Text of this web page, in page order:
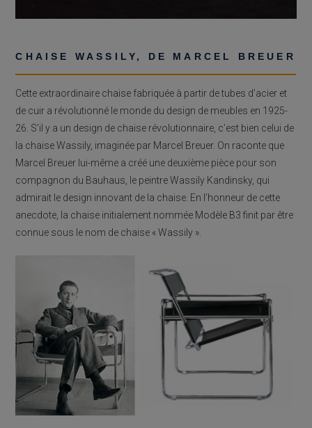
CHAISE WASSILY, DE MARCEL BREUER
Cette extraordinaire chaise fabriquée à partir de tubes d’acier et
de cuir a révolutionné le monde du design de meubles en 1925-
26. S’il y a un design de chaise révolutionnaire, c’est bien celui de
la chaise Wassily, imaginée par Marcel Breuer. On raconte que
Marcel Breuer lui-même a créé une deuxième pièce pour son
compagnon du Bauhaus, le peintre Wassily Kandinsky, qui
admirait le design innovant de la chaise. En l’honneur de cette
anecdote, la chaise initialement nommée Modèle B3 finit par être
connue sous le nom de chaise « Wassily ».